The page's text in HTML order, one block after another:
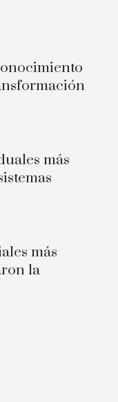
más
más
la